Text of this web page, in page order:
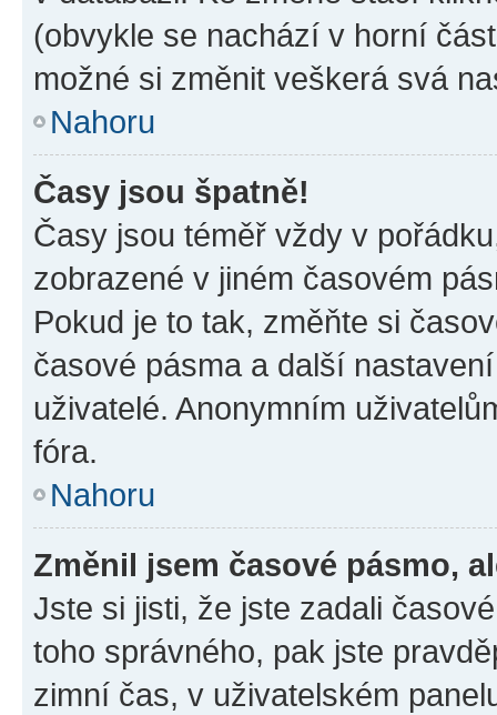
(obvykle se nachází v horní
možné si změnit veškerá svá
Nahoru
Časy jsou špatně!
Časy jsou téměř vždy v
zobrazené v jiném časovém
Pokud je to tak, změňte si
časové pásma a další
uživatelé. Anonymním
fóra.
Nahoru
Změnil jsem časové pásmo,
Jste si jisti, že jste zadali
toho správného, pak jste
zimní čas, v uživatelském